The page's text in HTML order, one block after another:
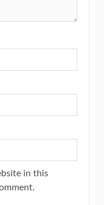
in this